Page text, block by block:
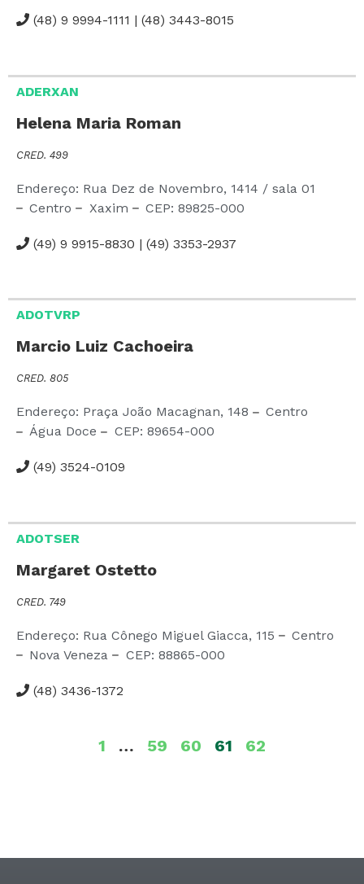
(48) 9 9994-1111 | (48) 3443-8015
ADERXAN
Helena Maria Roman
CRED. 499
Endereço: Rua Dez de Novembro, 1414 / sala 01
Centro
Xaxim CEP: 89825-000
(49) 9 9915-8830 | (49) 3353-2937
ADOTVRP
Marcio Luiz Cachoeira
CRED. 805
Endereço: Praça João Macagnan, 148
Centro
Água Doce
CEP: 89654-000
(49) 3524-0109
ADOTSER
Margaret Ostetto
CRED. 749
Endereço: Rua Cônego Miguel Giacca, 115
Centro
Nova Veneza
CEP: 88865-000
(48) 3436-1372
1 … 59 60 61 62